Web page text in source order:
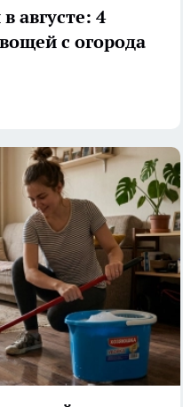
августе: 4
с огорода